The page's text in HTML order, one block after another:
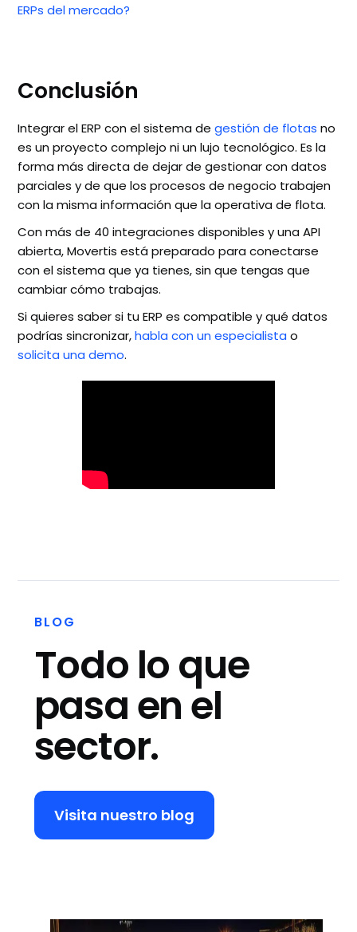
ERPs del mercado?
Conclusión
Integrar el ERP con el sistema de gestión de flotas no
es un proyecto complejo ni un lujo tecnológico. Es la
forma más directa de dejar de gestionar con datos
parciales y de que los procesos de negocio trabajen
con la misma información que la operativa de flota.
Con más de 40 integraciones disponibles y una API
abierta, Movertis está preparado para conectarse
con el sistema que ya tienes, sin que tengas que
cambiar cómo trabajas.
Si quieres saber si tu ERP es compatible y qué datos
podrías sincronizar,habla con un especialista o
solicita una demo.
BLOG
Todo lo que
pasa en el
sector.
Visita nuestro blog